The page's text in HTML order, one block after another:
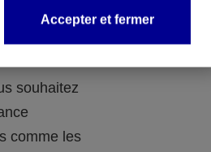
vos
souhaitez
comme les
Accepter et fermer